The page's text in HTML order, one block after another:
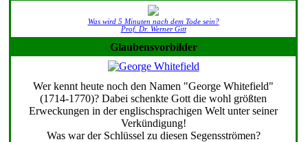
Was wird 5 Minuten nach dem Tode sein?
Prof. Dr. Werner Gitt
Glaubensvorbilder
Wer kennt heute noch den Namen "George Whitefield"
(1714-1770)? Dabei schenkte Gott die wohl größten
Erweckungen in der englischsprachigen Welt unter seiner
Verkündigung!
Was war der Schlüssel zu diesen Segensströmen?